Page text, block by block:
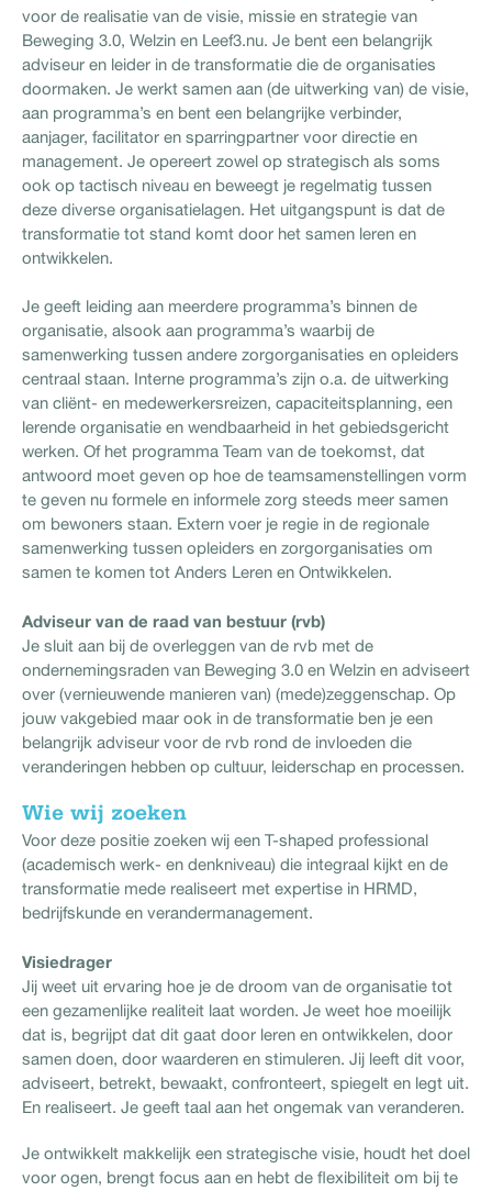
voor de realisatie van de visie, missie en strategie van
Beweging 3.0, Welzin en Leef3.nu. Je bent een belangrijk
adviseur en leider in de transformatie die de organisaties
doormaken. Je werkt samen aan (de uitwerking van) de visie,
aan programma’s en bent een belangrijke verbinder,
aanjager, facilitator en sparringpartner voor directie en
management. Je opereert zowel op strategisch als soms
ook op tactisch niveau en beweegt je regelmatig tussen
deze diverse organisatielagen. Het uitgangspunt is dat de
transformatie tot stand komt door het samen leren en
ontwikkelen.
Je geeft leiding aan meerdere programma’s binnen de
organisatie, alsook aan programma’s waarbij de
samenwerking tussen andere zorgorganisaties en opleiders
centraal staan. Interne programma’s zijn o.a. de uitwerking
van cliënt- en medewerkersreizen, capaciteitsplanning, een
lerende organisatie en wendbaarheid in het gebiedsgericht
werken. Of het programma Team van de toekomst, dat
antwoord moet geven op hoe de teamsamenstellingen vorm
te geven nu formele en informele zorg steeds meer samen
om bewoners staan. Extern voer je regie in de regionale
samenwerking tussen opleiders en zorgorganisaties om
samen te komen tot Anders Leren en Ontwikkelen.
Adviseur van de raad van bestuur (rvb)
Je sluit aan bij de overleggen van de rvb met de
ondernemingsraden van Beweging 3.0 en Welzin en adviseert
over (vernieuwende manieren van) (mede)zeggenschap. Op
jouw vakgebied maar ook in de transformatie ben je een
belangrijk adviseur voor de rvb rond de invloeden die
veranderingen hebben op cultuur, leiderschap en processen.
Wie wij zoeken
Voor deze positie zoeken wij een T-shaped professional
(academisch werk- en denkniveau) die integraal kijkt en de
transformatie mede realiseert met expertise in HRMD,
bedrijfskunde en verandermanagement.
Visiedrager
Jij weet uit ervaring hoe je de droom van de organisatie tot
een gezamenlijke realiteit laat worden. Je weet hoe moeilijk
dat is, begrijpt dat dit gaat door leren en ontwikkelen, door
samen doen, door waarderen en stimuleren. Jij leeft dit voor,
adviseert, betrekt, bewaakt, confronteert, spiegelt en legt uit.
En realiseert. Je geeft taal aan het ongemak van veranderen.
Je ontwikkelt makkelijk een strategische visie, houdt het doel
voor ogen, brengt focus aan en hebt de flexibiliteit om bij te